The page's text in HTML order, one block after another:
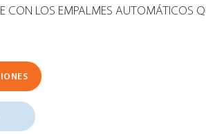
CON LOS EMPALMES AUTOMÁTICOS